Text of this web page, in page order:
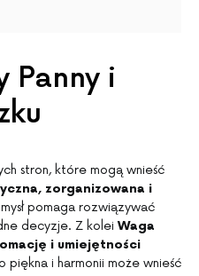
Panny i
stron, które mogą wnieść
zorganizowana i
pomaga rozwiązywać
decyzje. Z koleiWaga
i umiejętności
piękna i harmonii może wnieść